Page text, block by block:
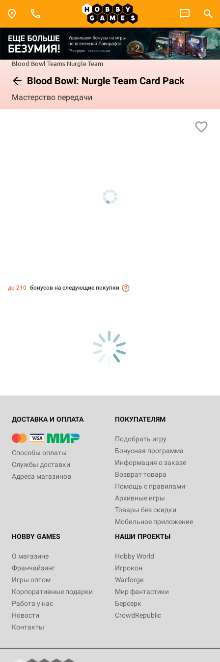
Blood Bowl Teams Nurgle Team
Blood Bowl: Nurgle Team Card Pack
Мастерство передачи
до 210 бонусов на следующие покупки
ДОСТАВКА И ОПЛАТА
Способы оплаты
Службы доставки
Адреса магазинов
ПОКУПАТЕЛЯМ
Подобрать игру
Бонусная программа
Информация о заказе
Возврат товара
Помощь с правилами
Архивные игры
Товары без скидки
Мобильное приложение
HOBBY GAMES
О магазине
Франчайзинг
Игры оптом
Корпоративные подарки
Работа у нас
Новости
Контакты
НАШИ ПРОЕКТЫ
Hobby World
Игрокон
Warforge
Мир фантастики
Берсерк
CrowdRepublic